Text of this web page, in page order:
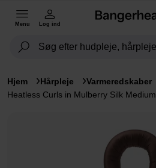
Menu Log ind
Hjem Hårpleje Varmeredskaber
Heatless Curls in Mulberry Silk Medium